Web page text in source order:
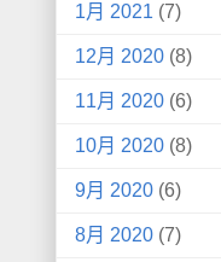
1月 2021 (7)
12月 2020 (8)
11月 2020 (6)
10月 2020 (8)
9月 2020 (6)
8月 2020 (7)